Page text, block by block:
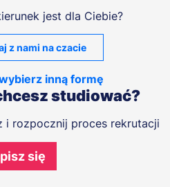
jest dla Ciebie?
z nami na czacie
inną formę
studiować?
i rozpocznij proces rekrutacji
się